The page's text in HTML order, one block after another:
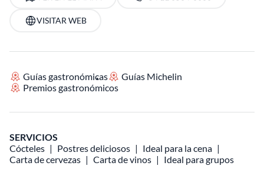
VISITAR WEB
Guías gastronómicas
Guías Michelin
Premios gastronómicos
SERVICIOS
Cócteles
Postres deliciosos
Ideal para la cena
Carta de cervezas
Carta de vinos Ideal para grupos